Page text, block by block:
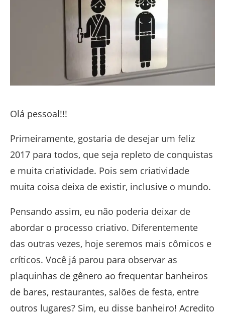
Olá pessoal!!!
Primeiramente, gostaria de desejar um feliz
2017 para todos, que seja repleto de conquistas
e muita criatividade. Pois sem criatividade
muita coisa deixa de existir, inclusive o mundo.
Pensando assim, eu não poderia deixar de
abordar o processo criativo. Diferentemente
das outras vezes, hoje seremos mais cômicos e
críticos. Você já parou para observar as
plaquinhas de gênero ao frequentar banheiros
de bares, restaurantes, salões de festa, entre
outros lugares? Sim, eu disse banheiro! Acredito